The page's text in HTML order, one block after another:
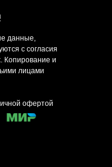
данные,
с согласия
Копирование и
лицами
офертой